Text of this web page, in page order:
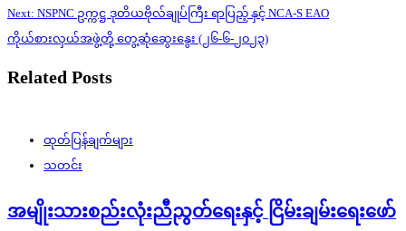
Next: NSPNC ဥက္ကဋ္ဌ ဒုတိယဗိုလ်ချုပ်ကြီး ရာပြည့် နှင့် NCA-S EAO
ကိုယ်စားလှယ်အဖွဲ့တို့ တွေ့ဆုံဆွေးနွေး (၂၆-၆-၂၀၂၃)
Related Posts
ထုတ်ပြန်ချက်များ
သတင်း
အမျိုးသားစည်းလုံးညီညွတ်ရေးနှင့် ငြိမ်းချမ်းရေးဖော်